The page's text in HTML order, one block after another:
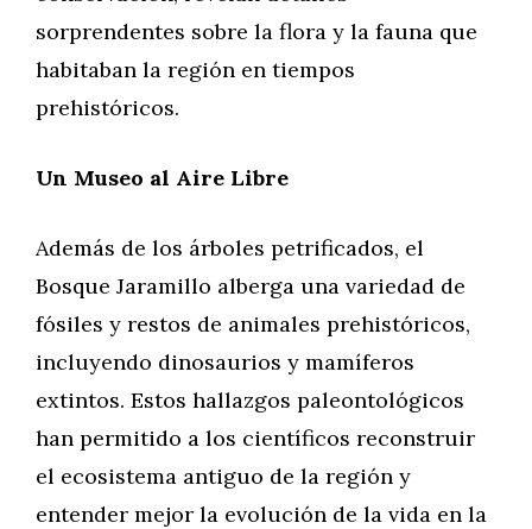
sorprendentes sobre la flora y la fauna que
habitaban la región en tiempos
prehistóricos.
Un Museo al Aire Libre
Además de los árboles petrificados, el
Bosque Jaramillo alberga una variedad de
fósiles y restos de animales prehistóricos,
incluyendo dinosaurios y mamíferos
extintos. Estos hallazgos paleontológicos
han permitido a los científicos reconstruir
el ecosistema antiguo de la región y
entender mejor la evolución de la vida en la